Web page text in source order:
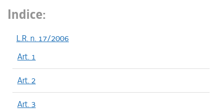
Indice:
L.R. n. 17/2006
Art. 1
Art. 2
Art. 3